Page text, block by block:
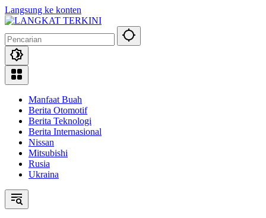
Langsung ke konten
Manfaat Buah
Berita Otomotif
Berita Teknologi
Berita Internasional
Nissan
Mitsubishi
Rusia
Ukraina